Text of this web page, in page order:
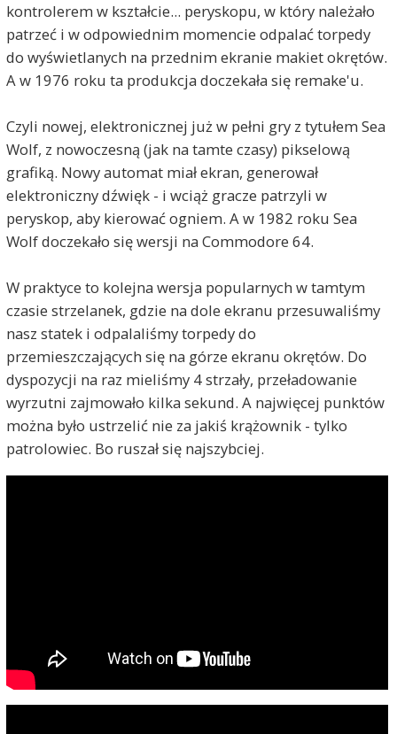
kontrolerem w kształcie... peryskopu, w który należało
patrzeć i w odpowiednim momencie odpalać torpedy
do wyświetlanych na przednim ekranie makiet okrętów.
A w 1976 roku ta produkcja doczekała się remake'u.
Czyli nowej, elektronicznej już w pełni gry z tytułem Sea
Wolf, z nowoczesną (jak na tamte czasy) pikselową
grafiką. Nowy automat miał ekran, generował
elektroniczny dźwięk - i wciąż gracze patrzyli w
peryskop, aby kierować ogniem. A w 1982 roku Sea
Wolf doczekało się wersji na Commodore 64.
W praktyce to kolejna wersja popularnych w tamtym
czasie strzelanek, gdzie na dole ekranu przesuwaliśmy
nasz statek i odpalaliśmy torpedy do
przemieszczających się na górze ekranu okrętów. Do
dyspozycji na raz mieliśmy 4 strzały, przeładowanie
wyrzutni zajmowało kilka sekund. A najwięcej punktów
można było ustrzelić nie za jakiś krążownik - tylko
patrolowiec. Bo ruszał się najszybciej.